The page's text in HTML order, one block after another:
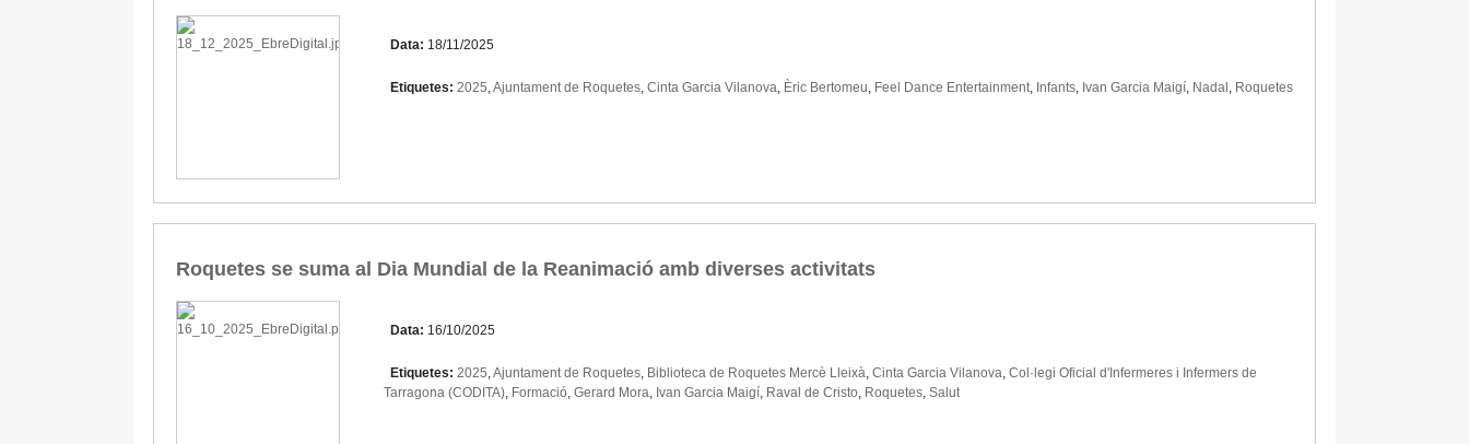
Data: 18/11/2025
Etiquetes: 2025,Ajuntament de Roquetes, Cinta Garcia Vilanova, Èric Bertomeu, Feel Dance Entertainment, Infants, Ivan Garcia Maigí, Nadal , Roquetes
Roquetes se suma al Dia Mundial de la Reanimació amb diverses activitats
Data: 16/10/2025
Etiquetes: 2025,Ajuntament de Roquetes, Biblioteca de Roquetes Mercè Lleixà, Cinta Garcia Vilanova, Col·legi Oficial d'Infermeres i Infermers de
Tarragona (CODITA), Formació, Gerard Mora, Ivan Garcia Maigí, Raval de Cristo, Roquetes, Salut